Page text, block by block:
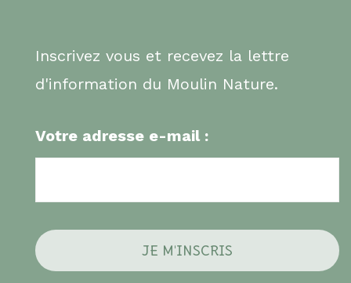
Inscrivez vous et recevez la lettre
d'information du Moulin Nature.
Votre adresse e-mail :